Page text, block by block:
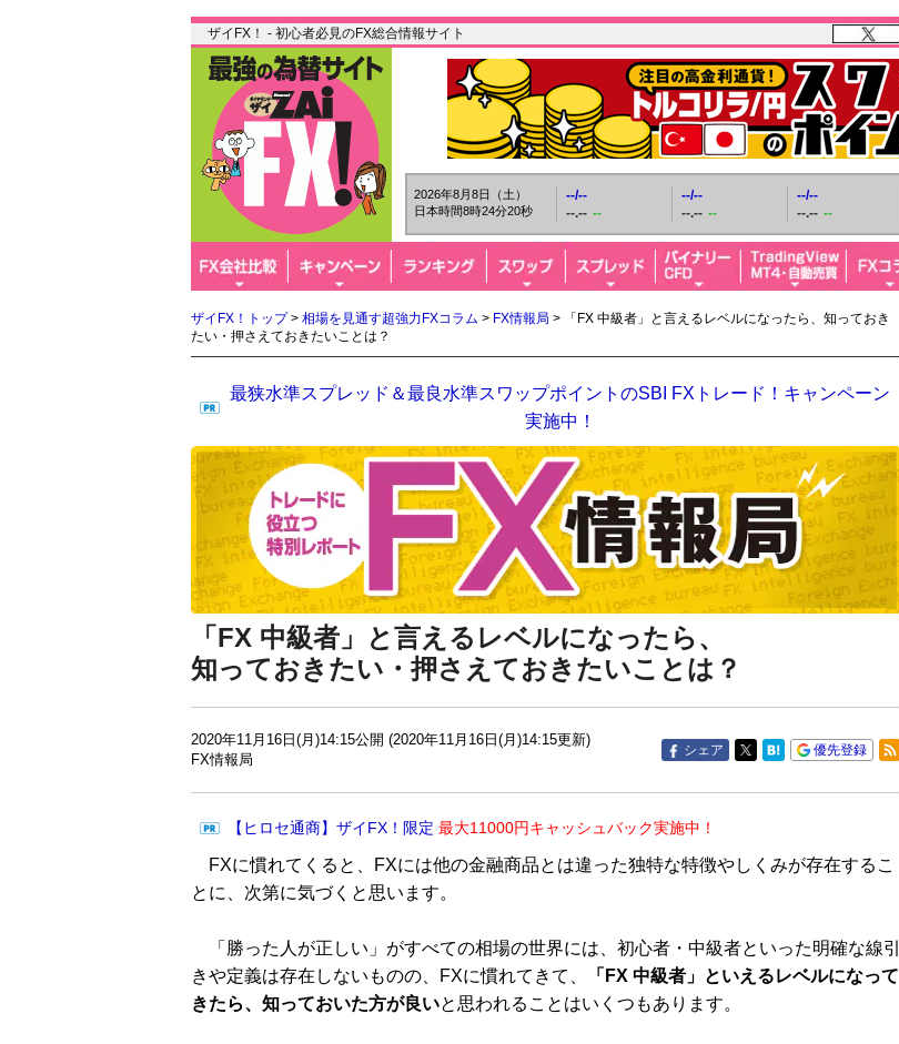
ザイFX！ - 初心者必見のFX総合情報サイト
2026年8月8日（土）
日本時間8時24分21秒
--/--
--.-- --
--/--
--.-- --
--/--
--.-- --
ザイFX！トップ> 相場を見通す超強力FXコラム > FX情報局 > 「FX 中級者」と言えるレベルになったら、知っておき
たい・押さえておきたいことは？
最狭水準スプレッド＆最良水準スワップポイントのSBI FXトレード！キャンペーン
実施中！
「FX 中級者」と言えるレベルになったら、
知っておきたい・押さえておきたいことは？
2020年11月16日(月)14:15公開 (2020年11月16日(月)14:15更新)
FX情報局
シェア 優先登録
【ヒロセ通商】ザイFX！限定 最大11000円キャッシュバック実施中！
FXに慣れてくると、FXには他の金融商品とは違った独特な特徴やしくみが存在するこ
とに、次第に気づくと思います。
「勝った人が正しい」がすべての相場の世界には、初心者・中級者といった明確な線引
きや定義は存在しないものの、FXに慣れてきて、
「FX 中級者」といえるレベルになって
きたら、知っておいた方が良いと思われることはいくつもあります。